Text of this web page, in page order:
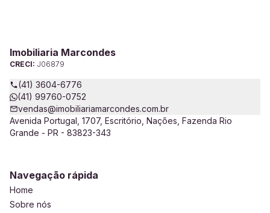
Imobiliaria Marcondes
CRECI: J06879
(41) 3604-6776
(41) 99760-0752
vendas@imobiliariamarcondes.com.br
Avenida Portugal, 1707, Escritório, Nações, Fazenda Rio
Grande - PR - 83823-343
Navegação rápida
Home
Sobre nós